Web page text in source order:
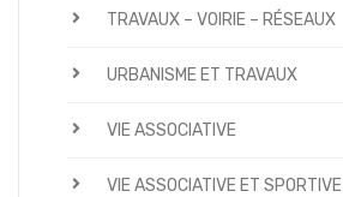
TRAVAUX – VOIRIE – RÉSEAUX
URBANISME ET TRAVAUX
VIE ASSOCIATIVE
VIE ASSOCIATIVE ET SPORTIVE